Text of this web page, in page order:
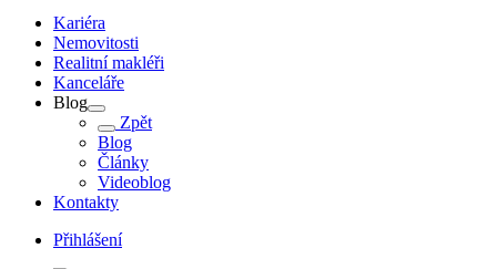
Kariéra
Nemovitosti
Realitní makléři
Kanceláře
Blog
Zpět
Blog
Články
Videoblog
Kontakty
Přihlášení